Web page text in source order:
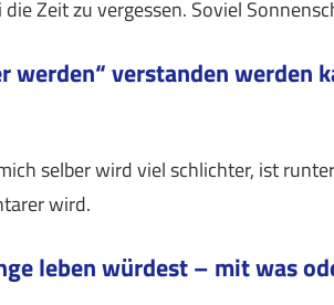
Zeit zu vergessen. Soviel
werden“ verstanden werden
selber wird viel schlichter, ist
wird.
leben würdest – mit was